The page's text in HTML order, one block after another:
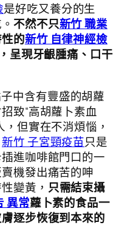
是好吃又養分的生
不然不只新竹 職業
的新竹 自律神經檢
呈現牙齦腫痛、口干
中含有豐盛的胡蘿
致“高胡蘿卜素血
但實在不消煩惱，
新竹 子宮頸疫苗只是
進咖啡館門口的一
機發出痛苦的呻
變黃， 只需結束攝
異常蘿卜素的食品一
逐步恢復到本來的